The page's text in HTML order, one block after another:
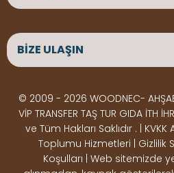
ANASAYFA
ÜRÜNLER
Çeşitlerimiz
Çeşitlerimiz
Kereste
Çeşitlerimiz
Ahşap
Pergole
Ürünler
BİZE ULAŞIN
BİZE ULAŞIN
Altınkale mah Osmangazi
Antalya
ÇALIŞMA
© 2009 - 2026 WOODNEC-
VİP TRANSFER TAŞ TUR GIDA İTH
ve Tüm Hakları Saklıdır . |
Toplumu Hizmetleri | Gizlilik
Koşulları | Web sitemizde